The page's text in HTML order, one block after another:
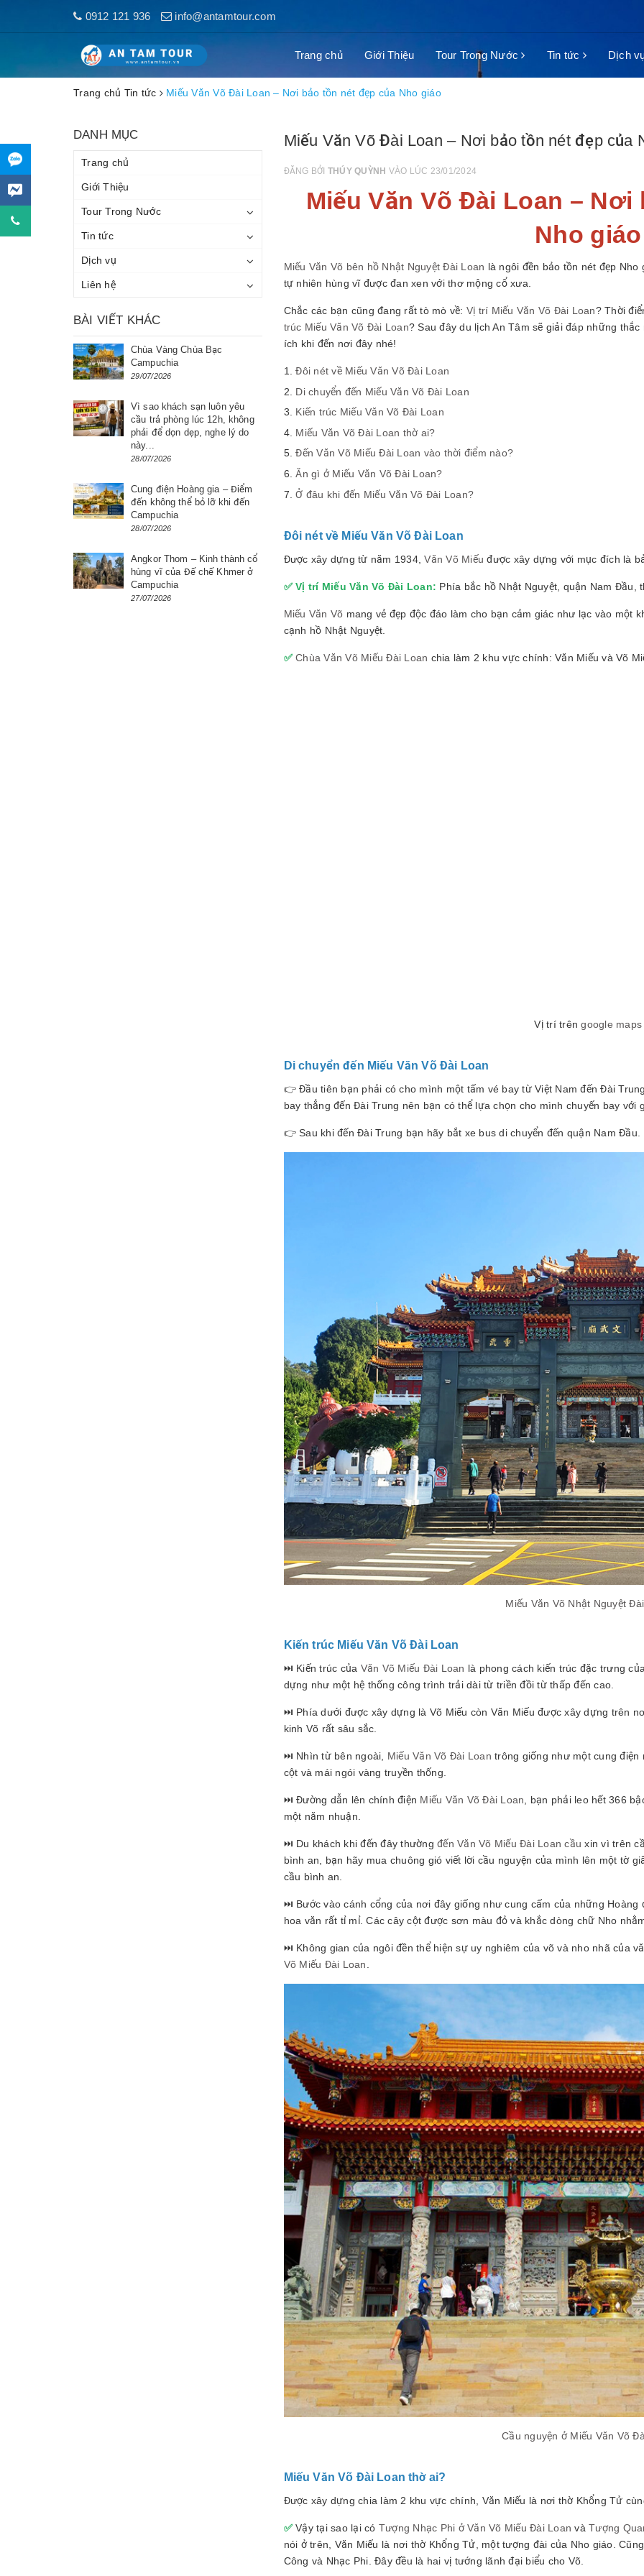
0912 121 936 info@antamtour.com
Trang chủ Giới Thiệu Tour Trong Nước Tin tức Dịch
Trang chủ Tin tức Miếu Văn Võ Đài Loan – Nơi bảo tồn nét đẹp của Nho giáo
Miếu Văn Võ Đài Loan – Nơi bảo tồn nét đẹp của
ĐĂNG BỞI THÚY QUỲNH VÀO LÚC 23/01/2024
Miếu Văn Võ Đài Loan – Nơi
Nho giáo
Miếu Văn Võ bên hồ Nhật Nguyệt Đài Loan là ngôi đền bảo tồn nét đẹp
tự nhiên hùng vĩ được đan xen với thơ mộng cổ xưa.
Chắc các bạn cũng đang rất tò mò về: Vị trí Miếu Văn Võ Đài Loan? Thời
trúc Miếu Văn Võ Đài Loan? Sau đây du lịch An Tâm sẽ giải đáp những
ích khi đến nơi đây nhé!
Đôi nét về Miếu Văn Võ Đài Loan
Di chuyển đến Miếu Văn Võ Đài Loan
Kiến trúc Miếu Văn Võ Đài Loan
Miếu Văn Võ Đài Loan thờ ai?
Đến Văn Võ Miếu Đài Loan vào thời điểm nào?
Ăn gì ở Miếu Văn Võ Đài Loan?
Ở đâu khi đến Miếu Văn Võ Đài Loan?
Đôi nét về Miếu Văn Võ Đài Loan
Được xây dựng từ năm 1934,Văn Võ Miếu được xây dựng với mục đích là
✅ Vị trí Miếu Văn Võ Đài Loan: Phía bắc hồ Nhật Nguyệt, quận Nam Đầu,
Miếu Văn Võ mang vẻ đẹp độc đáo làm cho bạn cảm giác như lạc vào một
cạnh hồ Nhật Nguyệt.
✅ Chùa Văn Võ Miếu Đài Loan chia làm 2 khu vực chính: Văn Miếu và Võ
Vị trí trêngoogle maps
Di chuyển đến Miếu Văn Võ Đài Loan
👉 Đầu tiên bạn phải có cho mình một tấm vé bay từ Việt Nam đến Đài
bay thẳng đến Đài Trung nên bạn có thể lựa chọn cho mình chuyến bay với
👉 Sau khi đến Đài Trung bạn hãy bắt xe bus di chuyển đến quận Nam Đầu.
Miếu Văn Võ Nhật Nguyệt
Kiến trúc Miếu Văn Võ Đài Loan
⏭️ Kiến trúc của Văn Võ Miếu Đài Loan là phong cách kiến ​​trúc đặc trưng
dựng như một hệ thống công trình trải dài từ triền đồi từ thấp đến cao.
⏭️ Phía dưới được xây dựng là Võ Miếu còn Văn Miếu được xây dựng trên
kinh Võ rất sâu sắc.
⏭️ Nhìn từ bên ngoài, Miếu Văn Võ Đài Loan trông giống như một cung điện
cột và mái ngói vàng truyền thống.
⏭️ Đường dẫn lên chính điện Miếu Văn Võ Đài Loan, bạn phải leo hết 366
một năm nhuận.
⏭️ Du khách khi đến đây thường đến Văn Võ Miếu Đài Loan cầu xin vì trên
bình an, bạn hãy mua chuông gió viết lời cầu nguyện của mình lên một tờ
cầu bình an.
⏭️ Bước vào cánh cổng của nơi đây giống như cung cấm của những
hoa văn rất tỉ mỉ. Các cây cột được sơn màu đỏ và khắc dòng chữ Nho
⏭️ Không gian của ngôi đền thể hiện sự uy nghiêm của võ và nho nhã của
Võ Miếu Đài Loan.
Cầu nguyện ở Miếu Văn Võ
Miếu Văn Võ Đài Loan thờ ai?
Được xây dựng chia làm 2 khu vực chính, Văn Miếu là nơi thờ Khổng Tử
✅ Vậy tại sao lại có Tượng Nhạc Phi ở Văn Võ Miếu Đài Loan và Tượng
nói ở trên, Văn Miếu là nơi thờ Khổng Tử, một tượng đài của Nho giáo.
Công và Nhạc Phi. Đây đều là hai vị tướng lãnh đại biểu cho Võ.
DANH MỤC
Trang chủ
Giới Thiệu
Tour Trong Nước
Tin tức
Dịch vụ
Liên hệ
BÀI VIẾT KHÁC
Chùa Vàng Chùa Bạc
Campuchia
29/07/2026
Vì sao khách sạn luôn yêu
cầu trả phòng lúc 12h, không
phải để dọn dẹp, nghe lý do
này...
28/07/2026
Cung điện Hoàng gia – Điểm
đến không thể bỏ lỡ khi đến
Campuchia
28/07/2026
Angkor Thom – Kinh thành cổ
hùng vĩ của Đế chế Khmer ở
Campuchia
27/07/2026